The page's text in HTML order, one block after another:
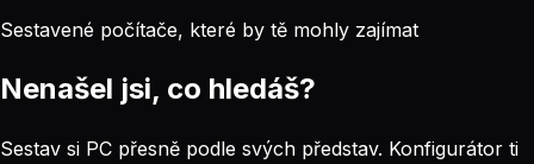
Sestavené počítače, které by tě mohly zajímat
Nenašel jsi, co hledáš?
Sestav si PC přesně podle svých představ. Konfigurátor ti